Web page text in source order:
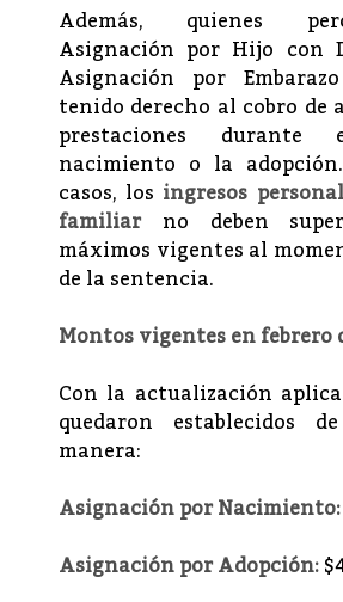
Además, quienes
Asignación por Hijo con
Asignación por
tenido derecho al cobro de
prestaciones
nacimiento o la
casos, los ingresos
familiarno deben
máximos vigentes al
de la sentencia.
Montos vigentes en febrero
Con la actualización
quedaron establecidos
manera:
Asignación por Nacimiento:
Asignación por Adopción: